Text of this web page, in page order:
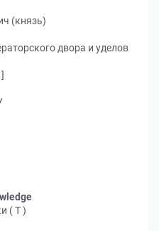
(князь)
двора и уделов
( Т )